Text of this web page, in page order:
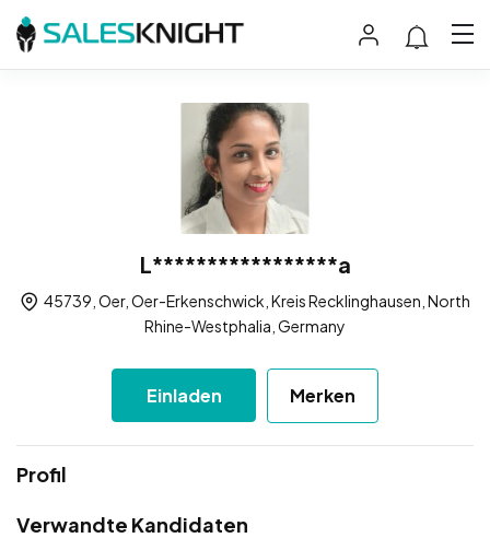
L*****************a
45739, Oer, Oer-Erkenschwick, Kreis Recklinghausen, North
Rhine-Westphalia, Germany
Einladen Merken
Profil
Verwandte Kandidaten